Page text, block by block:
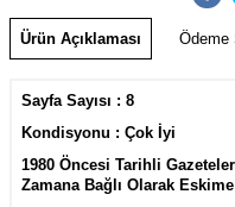
Ürün Açıklaması Ödeme
Sayfa Sayısı : 8
Kondisyonu : Çok İyi
1980 Öncesi Tarihli
Zamana Bağlı Olarak